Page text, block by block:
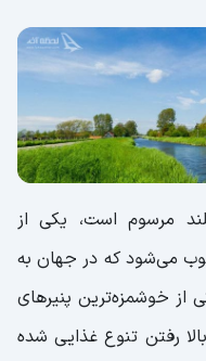
مرسوم است، یکی از
می‌شود که در جهان به
خوشمزه‌ترین پنیر‌های
رفتن تنوع غذایی شده